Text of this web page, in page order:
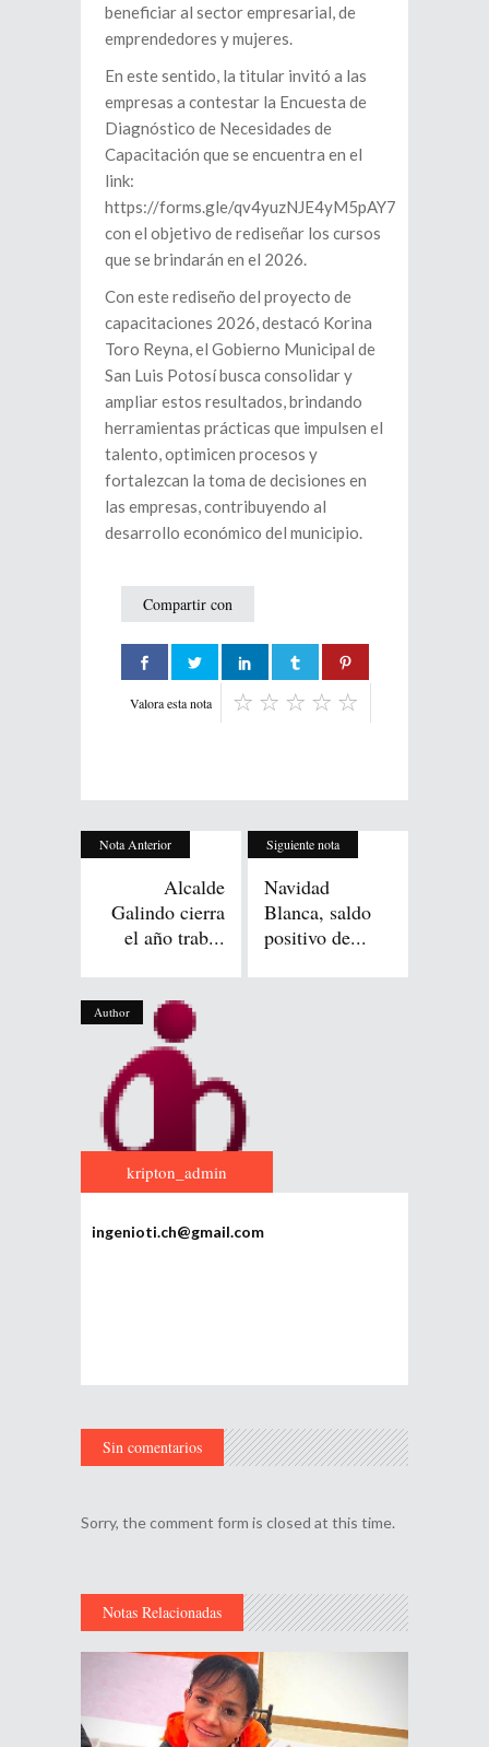
beneficiar al sector empresarial, de
emprendedores y mujeres.
En este sentido, la titular invitó a las
empresas a contestar la Encuesta de
Diagnóstico de Necesidades de
Capacitación que se encuentra en el
link:
https://forms.gle/qv4yuzNJE4yM5pAY7
con el objetivo de rediseñar los cursos
que se brindarán en el 2026.
Con este rediseño del proyecto de
capacitaciones 2026, destacó Korina
Toro Reyna, el Gobierno Municipal de
San Luis Potosí busca consolidar y
ampliar estos resultados, brindando
herramientas prácticas que impulsen el
talento, optimicen procesos y
fortalezcan la toma de decisiones en
las empresas, contribuyendo al
desarrollo económico del municipio.
Compartir con
Valora esta nota
Nota Anterior
Alcalde
Galindo cierra
el año trab...
Siguiente nota
Navidad
Blanca, saldo
positivo de...
Author
kripton_admin
ingenioti.ch@gmail.com
Sin comentarios
Sorry, the comment form is closed at this time.
Notas Relacionadas